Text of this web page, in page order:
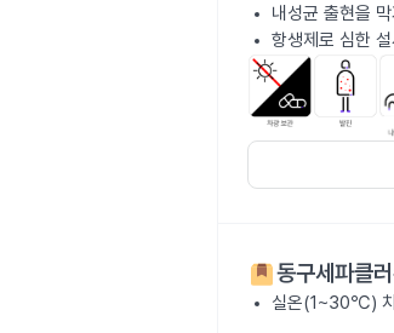
내성균 출현을
항생제로 심한
동구세파클
실온(1~30℃)